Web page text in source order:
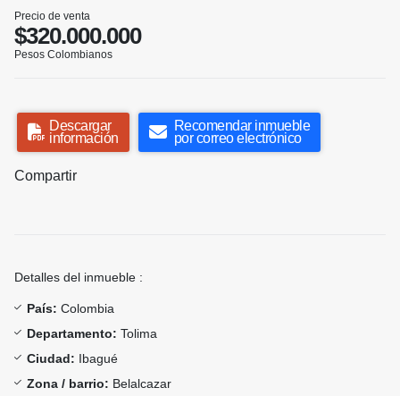
Precio de venta
$320.000.000
Pesos Colombianos
Descargar
información
Recomendar inmueble
por correo electrónico
Compartir
Detalles del inmueble :
País: Colombia
Departamento: Tolima
Ciudad: Ibagué
Zona / barrio: Belalcazar